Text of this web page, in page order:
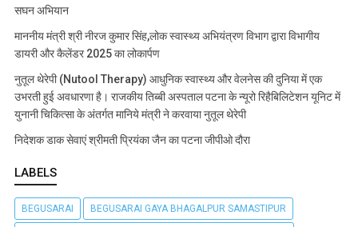
सघन अभियान
माननीय मंत्री श्री नीरज कुमार सिंह,लोक स्वास्थ्य अभियंत्रण विभाग द्वारा विभागीय
डायरी और कैलेंडर 2025 का लोकार्पण
नुतूल थेरेपी (Nutool Therapy) आधुनिक स्वास्थ्य और वेलनेस की दुनिया में एक
उभरती हुई अवधारणा है। राजकीय तिब्बी अस्पताल पटना के न्यूरो रिहैबिलिटेशन यूनिट में
युनानी चिकित्सा के अंतर्गत मानिये मंत्री ने करवाया नुतूल थेरेपी
निदेशक डाक सेवाएं श्रीमती प्रियंका जैन का पटना जीपीओ दौरा
LABELS
BEGUSARAI BEGUSARAI GAYA BHAGALPUR SAMASTIPUR